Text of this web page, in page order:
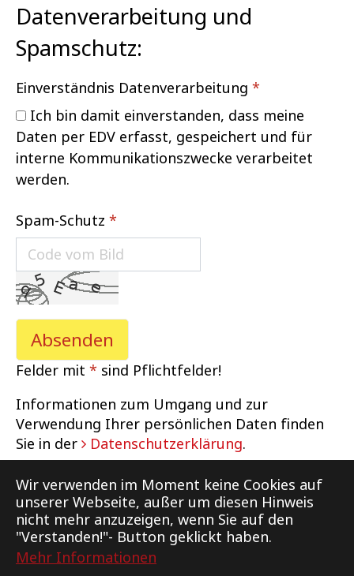
Wir verwenden im Moment keine Cookies auf
unserer Webseite, außer um diesen Hinweis
nicht mehr anzuzeigen, wenn Sie auf den
"Verstanden!"- Button geklickt haben.
Mehr Informationen
Datenverarbeitung und
Spamschutz:
Einverständnis Datenverarbeitung *
Ich bin damit einverstanden, dass meine
Daten per EDV erfasst, gespeichert und für
interne Kommunikationszwecke verarbeitet
werden.
Spam-Schutz *
Felder mit * sind Pflichtfelder!
Informationen zum Umgang und zur
Verwendung Ihrer persönlichen Daten finden
Sie in der
Datenschutzerklärung.
Support Kontakt